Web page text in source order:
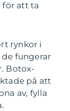
för att ta
rynkor i
fungerar
Botox-
på att
av, fylla